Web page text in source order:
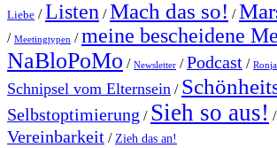
Liebe /Listen /Mach das so! /
/ Meetingtypen /meine bescheidene
NaBloPoMo / Newsletter /Podcast /
Schnipsel vom Elternsein /
Selbstoptimierung / Sieh so aus! /
Vereinbarkeit / Zieh das an!